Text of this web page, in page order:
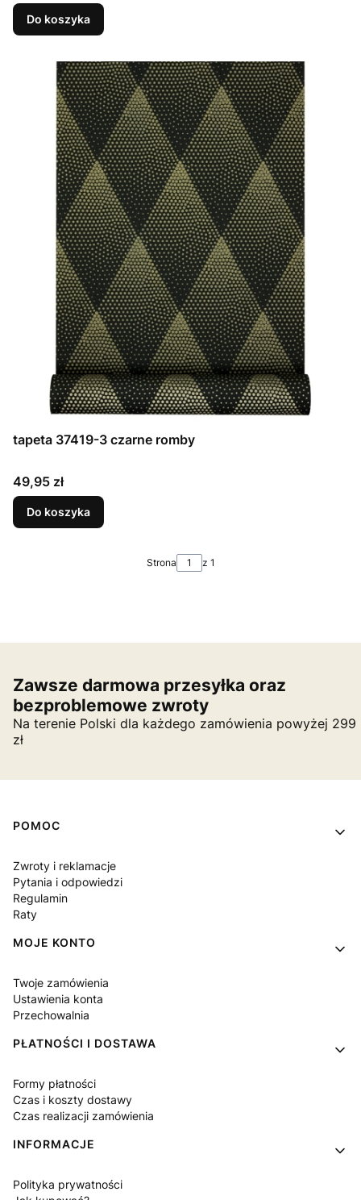
Do koszyka
tapeta 37419-3 czarne romby
Cena
49,95 zł
Do koszyka
Strona z 1
Zawsze darmowa przesyłka oraz
bezproblemowe zwroty
Na terenie Polski dla każdego zamówienia powyżej 299
zł
Linki w stopce
POMOC
Zwroty i reklamacje
Pytania i odpowiedzi
Regulamin
Raty
MOJE KONTO
Twoje zamówienia
Ustawienia konta
Przechowalnia
PŁATNOŚCI I DOSTAWA
Formy płatności
Czas i koszty dostawy
Czas realizacji zamówienia
INFORMACJE
Polityka prywatności